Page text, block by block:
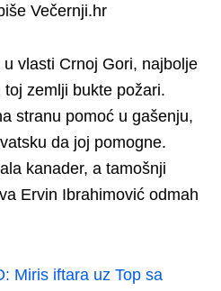
Večernji.hr
vlasti Crnoj Gori, najbolje
zemlji bukte požari.
stranu pomoć u gašenju,
da joj pomogne.
kanader, a tamošnji
Ervin Ibrahimović odmah
Miris iftara uz Top sa